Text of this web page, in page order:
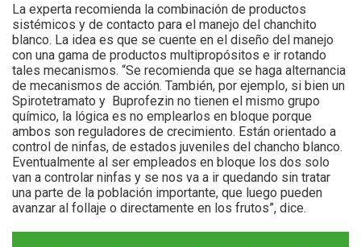
La experta recomienda la combinación de productos
sistémicos y de contacto para el manejo del chanchito
blanco. La idea es que se cuente en el diseño del manejo
con una gama de productos multipropósitos e ir rotando
tales mecanismos. “Se recomienda que se haga alternancia
de mecanismos de acción. También, por ejemplo, si bien un
Spirotetramato y Buprofezin no tienen el mismo grupo
químico, la lógica es no emplearlos en bloque porque
ambos son reguladores de crecimiento. Están orientado a
control de ninfas, de estados juveniles del chancho blanco.
Eventualmente al ser empleados en bloque los dos solo
van a controlar ninfas y se nos va a ir quedando sin tratar
una parte de la población importante, que luego pueden
avanzar al follaje o directamente en los frutos”, dice.